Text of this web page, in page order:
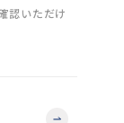
認いただけ